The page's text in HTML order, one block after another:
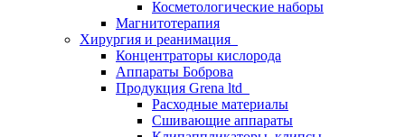
Косметологические наборы
Магнитотерапия
Хирургия и реанимация
Концентраторы кислорода
Аппараты Боброва
Продукция Grena ltd
Расходные материалы
Сшивающие аппараты